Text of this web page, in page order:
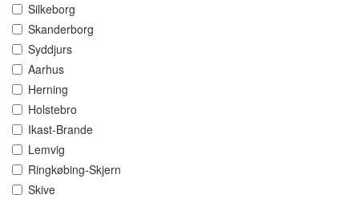
Silkeborg
Skanderborg
Syddjurs
Aarhus
Herning
Holstebro
Ikast-Brande
Lemvig
Ringkøbing-Skjern
Skive